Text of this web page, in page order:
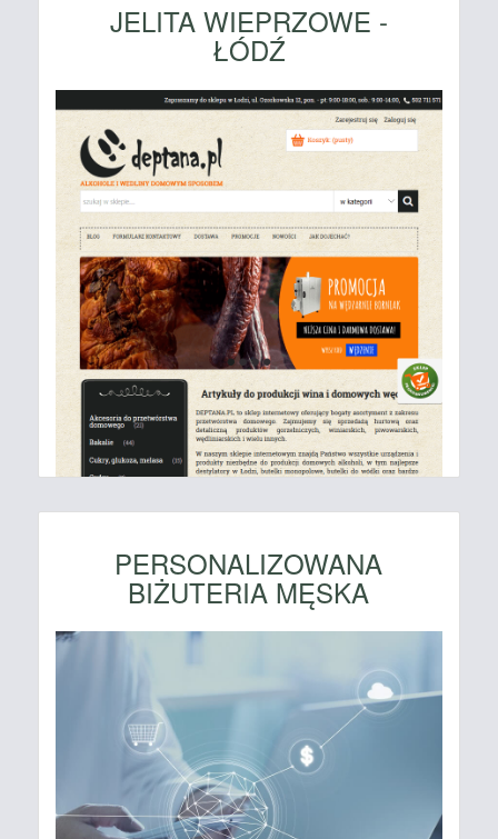
JELITA WIEPRZOWE -
ŁÓDŹ
PERSONALIZOWANA
BIŻUTERIA MĘSKA